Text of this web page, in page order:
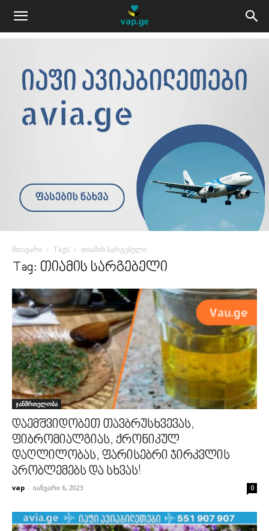
მთავარი Tags თიამის სარგებელი
Tag: თიამის სარგებელი
ჯანმრთელობა
დაემშვიდობეთ თავბრუსხვევას,
ფიბრომიალგიას, ქრონიკულ
დაღლილობას, ფარისებრი ჯირკვლის
პრობლემებს და სხვას!
vap - იანვარი 6, 2023 0